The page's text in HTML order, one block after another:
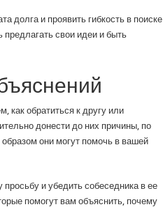
долга и проявить гибкость в поиске
предлагать свои идеи и быть
как обратиться к другу или
донести до них причины, по
они могут помочь в вашей
и убедить собеседника в ее
помогут вам объяснить, почему